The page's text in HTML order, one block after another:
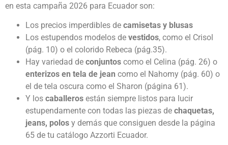
en esta campaña 2026 para Ecuador son:
Los precios imperdibles de camisetas y blusas
Los estupendos modelos de vestidos, como el Crisol
(pág. 10) o el colorido Rebeca (pág.35).
Hay variedad de conjuntos como el Celina (pág. 26) o
enterizos en tela de jean como el Nahomy (pág. 60) o
el de tela oscura como el Sharon (página 61).
Y los caballeros están siempre listos para lucir
estupendamente con todas las piezas de chaquetas,
jeans, polos y demás que consiguen desde la página
65 de tu catálogo Azzorti Ecuador.